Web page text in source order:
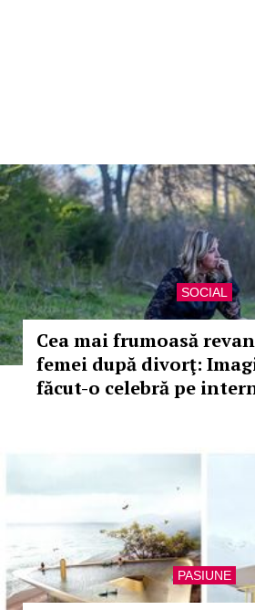
SOCIAL
Cea mai frumoasă
femei după divorţ:
făcut-o celebră pe
PASIUNE